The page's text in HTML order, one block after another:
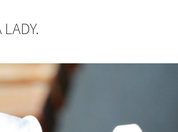
LADY.